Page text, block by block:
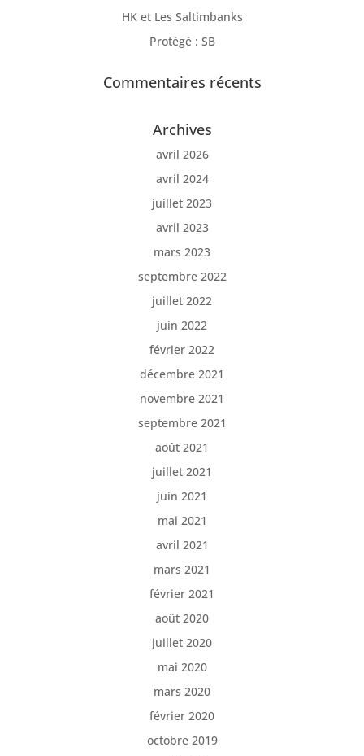
HK et Les Saltimbanks
Protégé : SB
Commentaires récents
Archives
avril 2026
avril 2024
juillet 2023
avril 2023
mars 2023
septembre 2022
juillet 2022
juin 2022
février 2022
décembre 2021
novembre 2021
septembre 2021
août 2021
juillet 2021
juin 2021
mai 2021
avril 2021
mars 2021
février 2021
août 2020
juillet 2020
mai 2020
mars 2020
février 2020
octobre 2019